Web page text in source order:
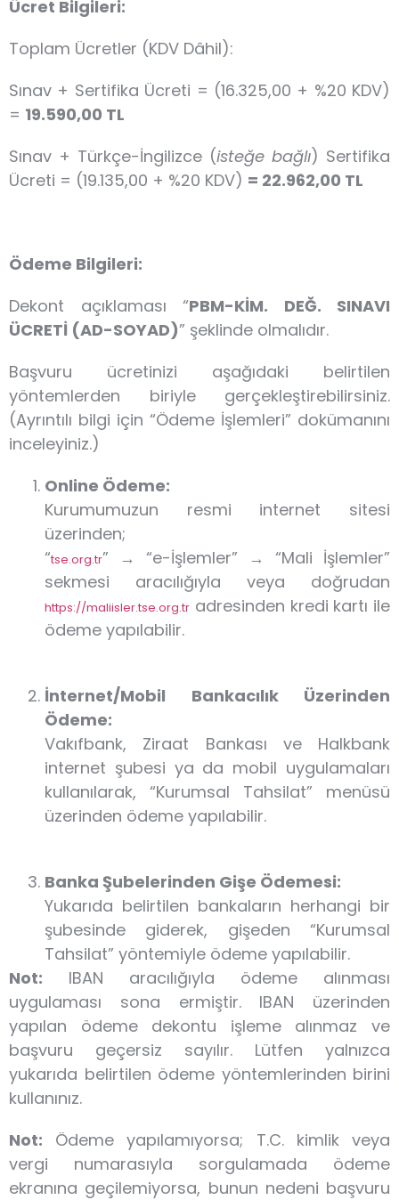
Ücret Bilgileri:
Toplam Ücretler (KDV Dâhil):
Sınav + Sertifika Ücreti = (16.325,00 + %20 KDV)
= 19.590,00 TL
Sınav + Türkçe-İngilizce (isteğe bağlı) Sertifika
Ücreti = (19.135,00 + %20 KDV) = 22.962,00 TL
Ödeme Bilgileri:
Dekont açıklaması “PBM-KİM. DEĞ. SINAVI
ÜCRETİ (AD-SOYAD)” şeklinde olmalıdır.
Başvuru ücretinizi aşağıdaki belirtilen
yöntemlerden biriyle gerçekleştirebilirsiniz.
(Ayrıntılı bilgi için “Ödeme İşlemleri” dokümanını
inceleyiniz.)
Online Ödeme:
Kurumumuzun resmi internet sitesi
üzerinden;
“tse.org.tr” → “e-İşlemler” → “Mali İşlemler”
sekmesi aracılığıyla veya doğrudan
https://maliisler.tse.org.tr adresinden kredi kartı ile
ödeme yapılabilir.
İnternet/Mobil Bankacılık Üzerinden
Ödeme:
Vakıfbank, Ziraat Bankası ve Halkbank
internet şubesi ya da mobil uygulamaları
kullanılarak, “Kurumsal Tahsilat” menüsü
üzerinden ödeme yapılabilir.
Banka Şubelerinden Gişe Ödemesi:
Yukarıda belirtilen bankaların herhangi bir
şubesinde giderek, gişeden “Kurumsal
Tahsilat” yöntemiyle ödeme yapılabilir.
Not: IBAN aracılığıyla ödeme alınması
uygulaması sona ermiştir. IBAN üzerinden
yapılan ödeme dekontu işleme alınmaz ve
başvuru geçersiz sayılır. Lütfen yalnızca
yukarıda belirtilen ödeme yöntemlerinden birini
kullanınız.
Not: Ödeme yapılamıyorsa; T.C. kimlik veya
vergi numarasıyla sorgulamada ödeme
ekranına geçilemiyorsa, bunun nedeni başvuru